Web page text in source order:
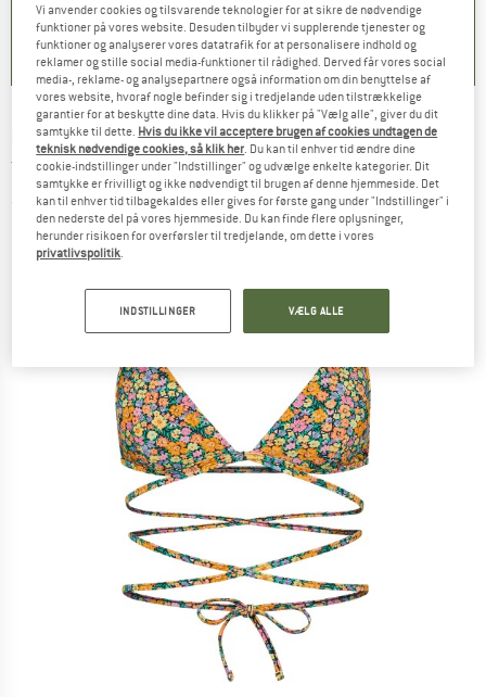
)
4,6(23) 4,9(23)
RIP CURL -Women's Afterglow Floral Wrap Tri
Top - Bikinitop
(0)
Vi anvender cookies og tilsvarende teknologier for at sikre de nødvendige
funktioner på vores website. Desuden tilbyder vi supplerende tjenester og
funktioner og analyserer vores datatrafik for at personalisere indhold og
reklamer og stille social media-funktioner til rådighed. Derved får vores social
media-, reklame- og analysepartnere også information om din benyttelse af
vores website, hvoraf nogle befinder sig i tredjelande uden tilstrækkelige
garantier for at beskytte dine data. Hvis du klikker på "Vælg alle", giver du dit
samtykke til dette. Hvis du ikke vil acceptere brugen af cookies undtagen de
teknisk nødvendige cookies, så klik her . Du kan til enhver tid ændre dine
cookie-indstillinger under "Indstillinger" og udvælge enkelte kategorier. Dit
samtykke er frivilligt og ikke nødvendigt til brugen af denne hjemmeside. Det
kan til enhver tid tilbagekaldes eller gives for første gang under "Indstillinger" i
den nederste del på vores hjemmeside. Du kan finde flere oplysninger,
herunder risikoen for overførsler til tredjelande, om dette i vores
privatlivspolitik
INDSTILLINGER VÆLG ALLE